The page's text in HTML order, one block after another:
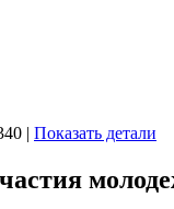
| Показать детали